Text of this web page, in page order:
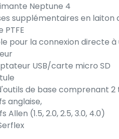
Neptune 4
supplémentaires en laiton
PTFE
pour la connexion directe à
USB/carte micro SD
de base comprenant 2
anglaise,
Allen (1.5, 2.0, 2.5, 3.0, 4.0)